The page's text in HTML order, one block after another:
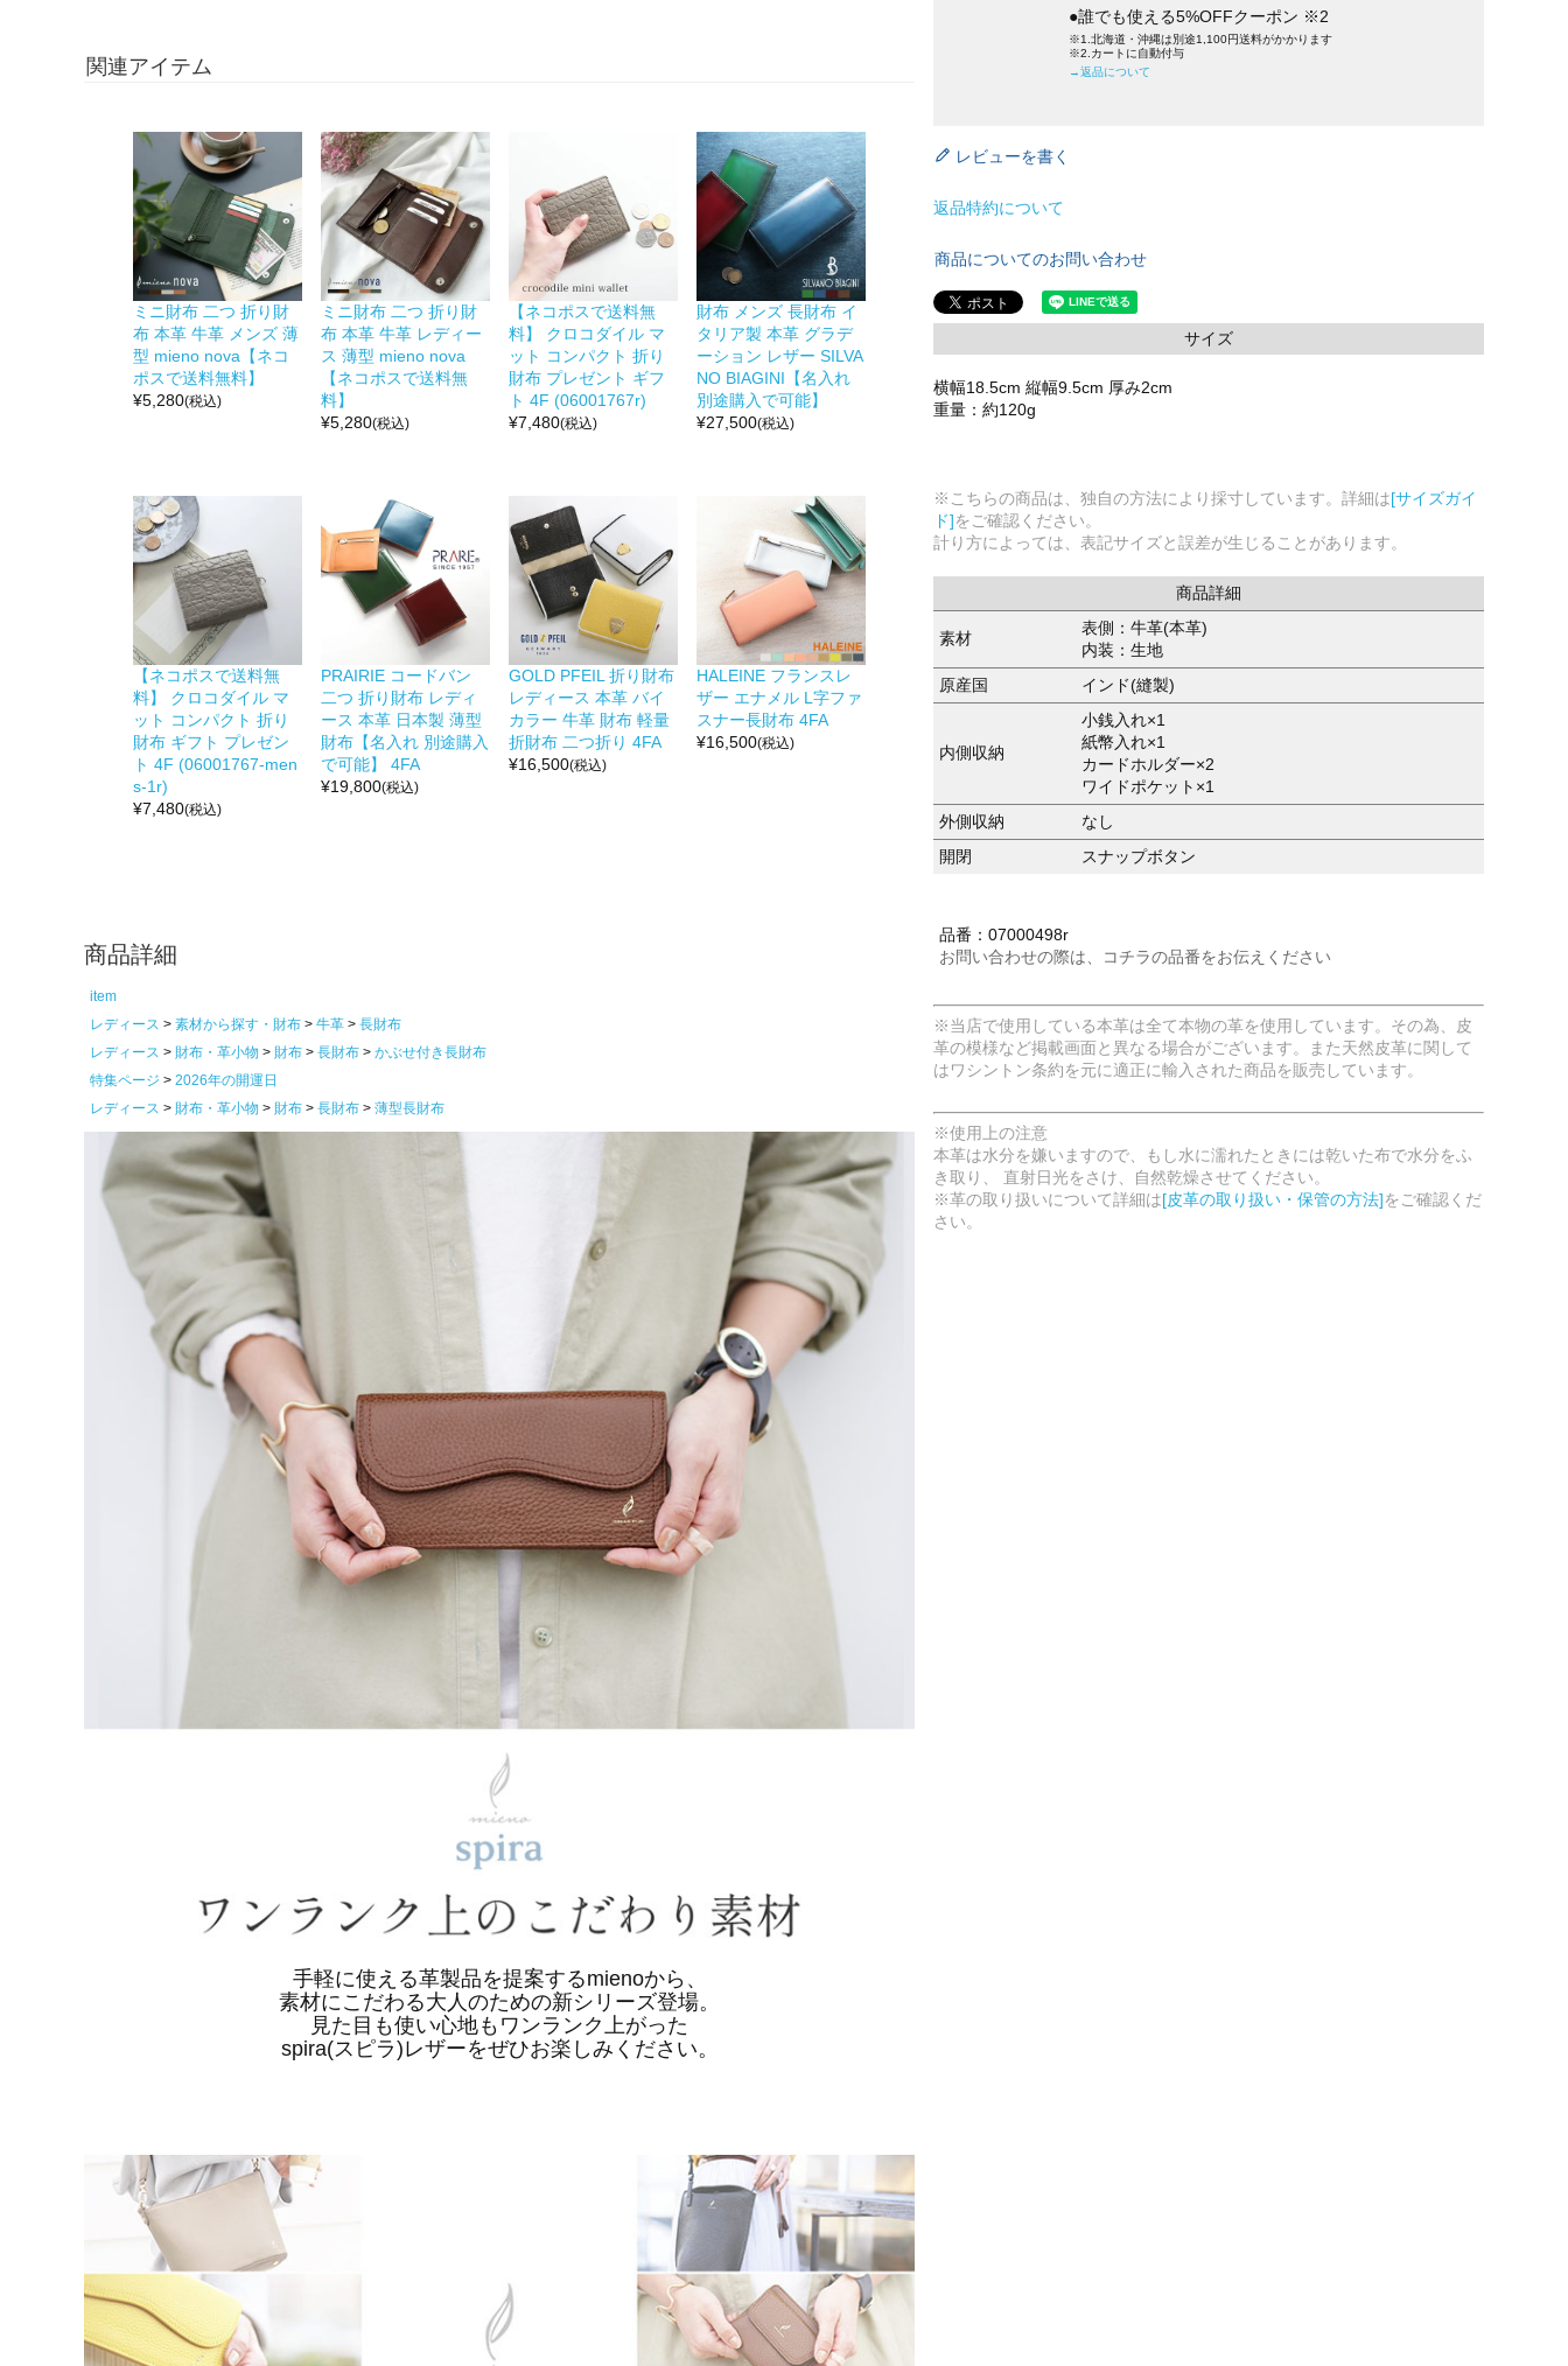
関連アイテム
ミニ財布 二つ 折り財
布 本革 牛革 メンズ 薄
型 mieno nova【ネコ
ポスで送料無料】
¥5,280(税込)
ミニ財布 二つ 折り財
布 本革 牛革 レディー
ス 薄型 mieno nova
【ネコポスで送料無
料】
¥5,280(税込)
【ネコポスで送料無
料】 クロコダイル マ
ット コンパクト 折り
財布 プレゼント ギフ
ト 4F (06001767r)
¥7,480(税込)
財布 メンズ 長財布 イ
タリア製 本革 グラデ
ーション レザー SILVA
NO BIAGINI【名入れ
別途購入で可能】
¥27,500(税込)
【ネコポスで送料無
料】 クロコダイル マ
ット コンパクト 折り
財布 ギフト プレゼン
ト 4F (06001767-men
s-1r)
¥7,480(税込)
PRAIRIE コードバン
二つ 折り財布 レディ
ース 本革 日本製 薄型
財布【名入れ 別途購入
で可能】 4FA
¥19,800(税込)
GOLD PFEIL 折り財布
レディース 本革 バイ
カラー 牛革 財布 軽量
折財布 二つ折り 4FA
¥16,500(税込)
HALEINE フランスレ
ザー エナメル L字ファ
スナー長財布 4FA
¥16,500(税込)
商品詳細
item
レディース
素材から探す・財布 牛革
長財布
レディース
財布・革小物 財布 長財布
かぶせ付き長財布
特集ページ
2026年の開運日
レディース
財布・革小物 財布 長財布 薄型長財布
手軽に使える革製品を提案するmienoから、
素材にこだわる大人のための新シリーズ登場。
見た目も使い心地もワンランク上がった
spira(スピラ)レザーをぜひお楽しみください。
●誰でも使える5%OFFクーポン ※2
※1.北海道・沖縄は別途1,100円送料がかかります
※2.カートに自動付与
→返品について
レビューを書く
返品特約について
商品についてのお問い合わせ
サイズ
横幅18.5cm 縦幅9.5cm 厚み2cm
重量：約120g
※こちらの商品は、独自の方法により採寸しています。詳細は[サイズガイ
ド]をご確認ください。
計り方によっては、表記サイズと誤差が生じることがあります。
商品詳細
素材
表側：牛革(本革)
内装：生地
原産国
インド(縫製)
内側収納
小銭入れ×1
紙幣入れ×1
カードホルダー×2
ワイドポケット×1
外側収納
なし
開閉
スナップボタン
品番：07000498r
お問い合わせの際は、コチラの品番をお伝えください
※当店で使用している本革は全て本物の革を使用しています。その為、皮
革の模様など掲載画面と異なる場合がございます。また天然皮革に関して
はワシントン条約を元に適正に輸入された商品を販売しています。
※使用上の注意
本革は水分を嫌いますので、もし水に濡れたときには乾いた布で水分をふ
き取り、 直射日光をさけ、自然乾燥させてください。
※革の取り扱いについて詳細は[皮革の取り扱い・保管の方法]をご確認くだ
さい。